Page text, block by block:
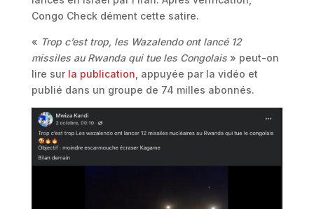
Congo Check dément cette satire.
« Trop c’est trop, les Wazalendo ont lancé 12
missiles au Rwanda qui tue les Congolais» peut-on
lire sur la publication , appuyée par la vidéo et
publié dans un groupe de 74 milles abonnés.